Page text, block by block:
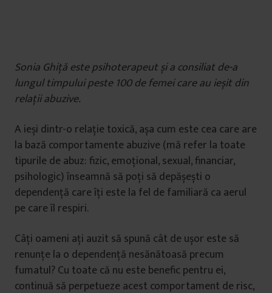
Sonia Ghiță este psihoterapeut și a consiliat de-a
lungul timpului peste 100 de femei care au ieșit din
relații abuzive.
A ieși dintr-o relație toxică, așa cum este cea care are
la bază comportamente abuzive (mă refer la toate
tipurile de abuz: fizic, emoțional, sexual, financiar,
psihologic) înseamnă să poți să depășești o
dependență care îți este la fel de familiară ca aerul
pe care îl respiri.
Câți oameni ați auzit să spună cât de ușor este să
renunțe la o dependență nesănătoasă precum
fumatul? Cu toate că nu este benefic pentru ei,
continuă să perpetueze acest comportament de risc,